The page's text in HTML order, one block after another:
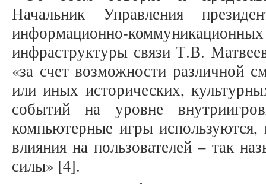
Начальник Управления
информационно-
инфраструктуры связи Т.В.
«за счет возможности различной
или иных исторических,
событий на уровне
компьютерные игры
влияния на пользователей – так
силы» [4].